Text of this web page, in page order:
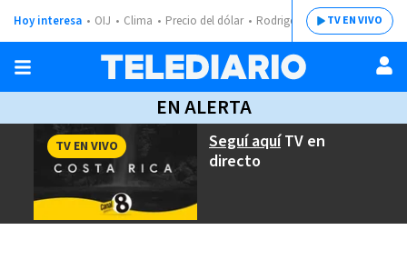
Hoy interesa OIJ Clima Precio del dólar Rodrigo ChavesTV EN VIVO
EN ALERTA
Seguí aquíTV en
directo
TV EN VIVO